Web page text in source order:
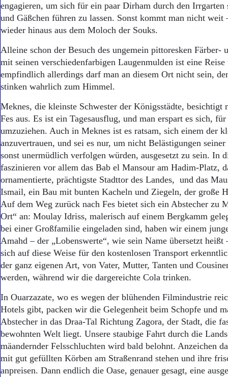
engagieren, um sich für ein paar Dirham durch den Irrgarten
und Gäßchen führen zu lassen. Sonst kommt man nicht weit
wieder hinaus aus dem Moloch der Souks.
Alleine schon der Besuch des ungemein pittoresken Färber-
mit seinen verschiedenfarbigen Laugenmulden ist eine
empfindlich allerdings darf man an diesem Ort nicht sein,
stinken wahrlich zum Himmel.
Meknes, die kleinste Schwester der Königsstädte, besichtigt
Fes aus. Es ist ein Tagesausflug, und man erspart es sich,
umzuziehen. Auch in Meknes ist es ratsam, sich einem der
anzuvertrauen, und sei es nur, um nicht Belästigungen
sonst unermüdlich verfolgen würden, ausgesetzt zu sein. In
faszinieren vor allem das Bab el Mansour am Hadim-Platz,
ornamentierte, prächtigste Stadttor des Landes, und das
Ismail, ein Bau mit bunten Kacheln und Ziegeln, der große
Auf dem Weg zurück nach Fes bietet sich ein Abstecher zu
Ort“ an: Moulay Idriss, malerisch auf einem Bergkamm
bei einer Großfamilie eingeladen sind, haben wir einem
Amahd – der „Lobenswerte“, wie sein Name übersetzt heißt
sich auf diese Weise für den kostenlosen Transport
der ganz eigenen Art, von Vater, Mutter, Tanten und
werden, während wir die dargereichte Cola trinken.
In Ouarzazate, wo es wegen der blühenden Filmindustrie
Hotels gibt, packen wir die Gelegenheit beim Schopfe und
Abstecher in das Draa-Tal Richtung Zagora, der Stadt, die
bewohnten Welt liegt. Unsere staubige Fahrt durch die
mäandernder Felsschluchten wird bald belohnt. Anzeichen
mit gut gefüllten Körben am Straßenrand stehen und ihre
anpreisen. Dann endlich die Oase, genauer gesagt, eine